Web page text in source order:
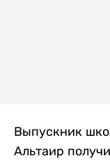
Выпускник
Альтаир